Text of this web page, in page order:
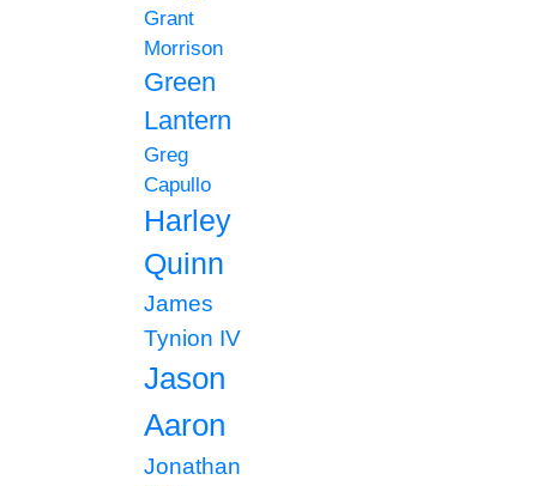
Grant
Morrison
Green
Lantern
Greg
Capullo
Harley
Quinn
James
Tynion IV
Jason
Aaron
Jonathan